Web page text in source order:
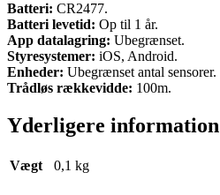
Batteri: CR2477.​
Batteri levetid: Op til 1 år.​
App datalagring: Ubegrænset.​
Styresystemer: iOS, Android.​
Enheder: Ubegrænset antal sensorer.​
Trådløs rækkevidde: 100m.
Yderligere information
Vægt 0,1 kg